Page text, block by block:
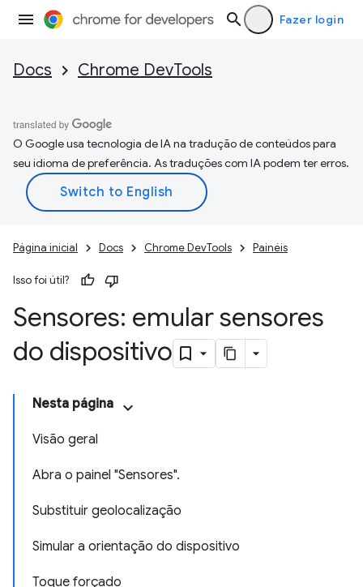
Fazer login
Docs Chrome DevTools
O Google usa tecnologia de IA na tradução de conteúdos para
seu idioma de preferência. As traduções com IA podem ter erros.
Página inicial Docs Chrome DevTools Painéis
Isso foi útil?
Sensores: emular sensores
do dispositivo
Nesta página
Visão geral
Abra o painel "Sensores".
Substituir geolocalização
Simular a orientação do dispositivo
Toque forçado